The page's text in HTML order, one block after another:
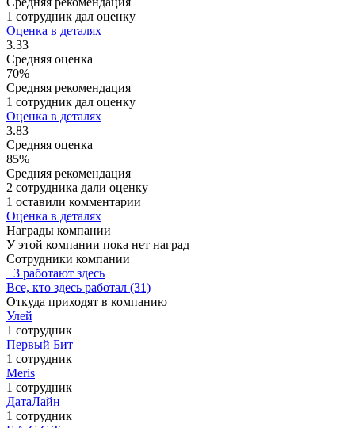
1 сотрудник дал оценку
Оценка в деталях
3.33
Средняя оценка
70%
Средняя рекомендация
1 сотрудник дал оценку
Оценка в деталях
3.83
Средняя оценка
85%
Средняя рекомендация
2 сотрудника дали оценку
1 оставили комментарии
Оценка в деталях
Награды компании
У этой компании пока нет наград
Сотрудники компании
+3 работают здесь
Все, кто здесь работал (31)
Откуда приходят в компанию
Улей
1 сотрудник
Первый Бит
1 сотрудник
Meris
1 сотрудник
ДатаЛайн
1 сотрудник